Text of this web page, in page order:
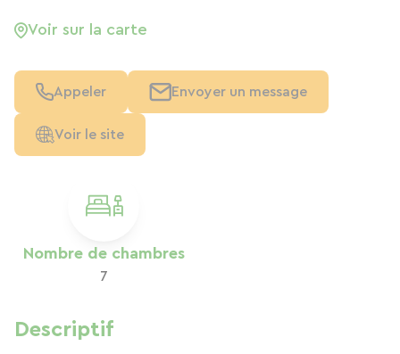
Nombre de chambres
7
Descriptif
Voir sur la carte
Appeler Envoyer un message
Voir le site